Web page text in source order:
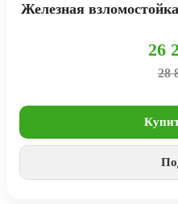
Железная
26
28